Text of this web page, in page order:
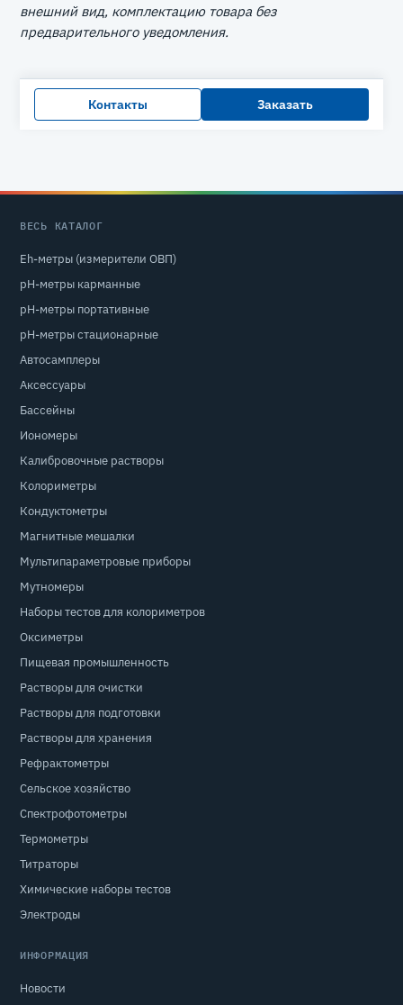
внешний вид, комплектацию товара без
предварительного уведомления.
Контакты Заказать
ВЕСЬ КАТАЛОГ
Eh-метры (измерители ОВП)
pH-метры карманные
pH-метры портативные
pH-метры стационарные
Автосамплеры
Аксессуары
Бассейны
Иономеры
Калибровочные растворы
Колориметры
Кондуктометры
Магнитные мешалки
Мультипараметровые приборы
Мутномеры
Наборы тестов для колориметров
Оксиметры
Пищевая промышленность
Растворы для очистки
Растворы для подготовки
Растворы для хранения
Рефрактометры
Сельское хозяйство
Спектрофотометры
Термометры
Титраторы
Химические наборы тестов
Электроды
ИНФОРМАЦИЯ
Новости